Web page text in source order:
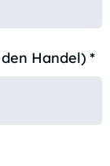
Handel) *